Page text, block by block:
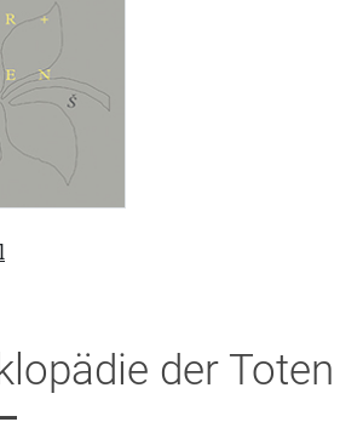
der Toten